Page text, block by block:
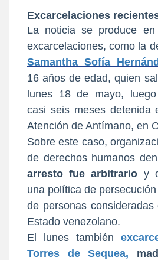
Excarcelaciones
La noticia se produce
excarcelaciones, como la
Samantha Sofía
16 años de edad, quien
lunes 18 de mayo,
casi seis meses detenida
Atención de Antímano, en
Sobre este caso,
de derechos humanos
arresto fue arbitrario y
una política de
de personas
Estado venezolano.
El lunes también
Torres de Sequea,